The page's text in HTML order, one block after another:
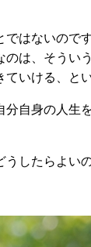
はないので
のは、そうい
いける、と
自身の人生
したらよい